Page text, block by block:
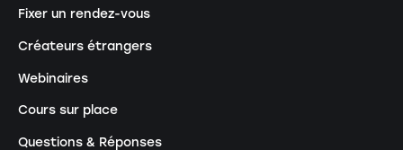
Fixer un rendez-vous
Créateurs étrangers
Webinaires
Cours sur place
Questions & Réponses